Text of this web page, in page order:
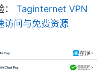
： Taginternet VPN
访问与免费资源